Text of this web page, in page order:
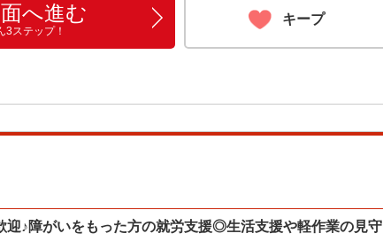
へ進む
3ステップ！
キープ
♪障がいをもった方の就労支援◎生活支援や軽作業の見守